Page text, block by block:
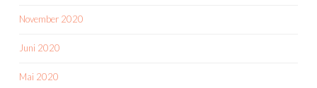
November 2020
Juni 2020
Mai 2020